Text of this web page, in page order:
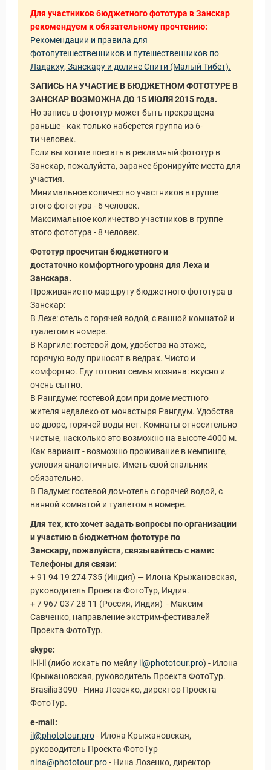
Статьи
Для участников бюджетного фототура в Занскар
рекомендуем к обязательному прочтению:
Рекомендации и правила для
фотопутешественников и путешественников по
Ладакху, Занскару и долине Спити (Малый Тибет).
ЗАПИСЬ НА УЧАСТИЕ В БЮДЖЕТНОМ ФОТОТУРЕ В
ЗАНСКАР ВОЗМОЖНА ДО 15 ИЮЛЯ 2015 года.
Но запись в фототур может быть прекращена
раньше - как только наберется группа из 6-
ти человек.
Если вы хотите поехать в рекламный фототур в
Занскар, пожалуйста, заранее бронируйте места для
участия.
Минимальное количество участников в группе
этого фототура - 6 человек.
Максимальное количество участников в группе
этого фототура - 8 человек.
Фототур просчитан бюджетного и
достаточно комфортного уровня для Леха и
Занскара.
Проживание по маршруту бюджетного фототура в
Занскар:
В Лехе: отель с горячей водой, с ванной комнатой и
туалетом в номере.
В Каргиле: гостевой дом, удобства на этаже,
горячую воду приносят в ведрах. Чисто и
комфортно. Еду готовит семья хозяина: вкусно и
очень сытно.
В Рангдуме: гостевой дом при доме местного
жителя недалеко от монастыря Рангдум. Удобства
во дворе, горячей воды нет. Комнаты относительно
чистые, насколько это возможно на высоте 4000 м.
Как вариант - возможно проживание в кемпинге,
условия аналогичные. Иметь свой спальник
обязательно.
В Падуме: гостевой дом-отель с горячей водой, с
ванной комнатой и туалетом в номере.
Для тех, кто хочет задать вопросы по организации
и участию в бюджетном фототуре по
Занскару, пожалуйста, связывайтесь с нами:
Телефоны для связи:
+ 91 94 19 274 735 (Индия) — Илона Крыжановская,
руководитель Проекта ФотоТур, Индия.
+ 7 967 037 28 11 (Россия, Индия) - Максим
Савченко, направление экстрим-фестивалей
Проекта ФотоТур.
skype:
il-il-il (либо искать по мейлу il@phototour.pro) - Илона
Крыжановская, руководитель Проекта ФотоТур.
Brasilia3090 - Нина Лозенко, директор Проекта
ФотоТур.
e-mail:
il@phototour.pro- Илона Крыжановская,
руководитель Проекта ФотоТур
nina@phototour.pro- Нина Лозенко, директор